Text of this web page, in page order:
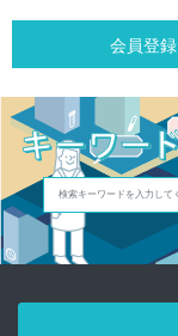
会員登録